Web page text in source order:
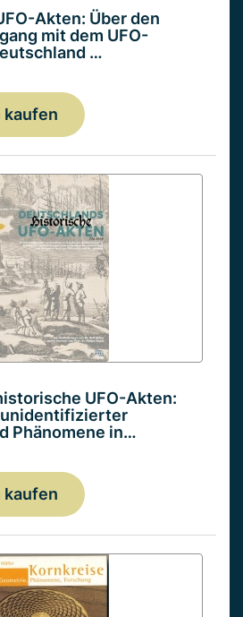
Akten: Über den
mit dem UFO-
…
kaufen
UFO-Akten:
Phänomene in…
kaufen